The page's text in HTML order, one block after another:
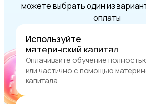
можете выбрать один из
оплаты
Используйте
материнский капитал
Оплачивайте обучение
или частично с помощью
капитала